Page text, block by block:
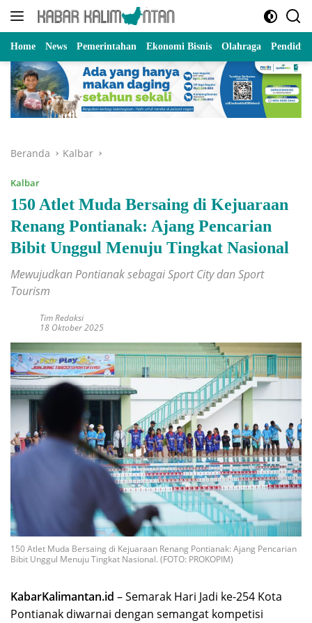
Langsung
Home News Pemerintahan Ekonomi Bisnis Olahraga
Beranda Kalbar
Kalbar
150 Atlet Muda Bersaing di Kejuaraan
Renang Pontianak: Ajang Pencarian
Bibit Unggul Menuju Tingkat Nasional
Mewujudkan Pontianak sebagai Sport City dan Sport
Tourism
Tim Redaksi
18 Oktober 2025
150 Atlet Muda Bersaing di Kejuaraan Renang Pontianak: Ajang Pencarian
Bibit Unggul Menuju Tingkat Nasional. (FOTO: PROKOPIM)
KabarKalimantan.id – Semarak Hari Jadi ke-254 Kota
Pontianak diwarnai dengan semangat kompetisi